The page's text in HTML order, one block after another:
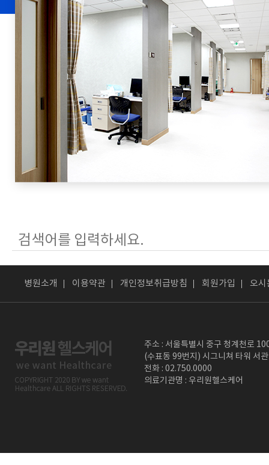
병원소개 이용약관 개인정보취급방침 회원가입 오시
주소 : 서울특별시 중구 청계천로
(수표동 99번지) 시그니쳐 타워 서
전화 : 02.750.0000
의료기관명 : 우리원헬스케어